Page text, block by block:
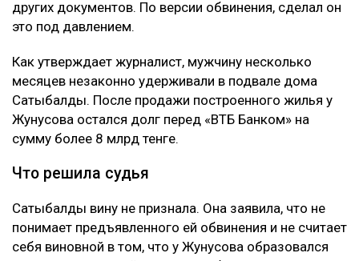
10 млрд тенге за смерть Нурай потребовали с
Шерхана Аймахана
Подробности
Как сообщилжурналистМихаил Козачков, на этот
раз Сатыбалды обвиняли в причинении
самоуправстве. Потерпевшим признали Абая
бизнес-партнера. Отмечается, что Сатыбалды и
Жунусов вместе занимались бизнесом, в том числе
строительством жилого комплекса «Восточка» в